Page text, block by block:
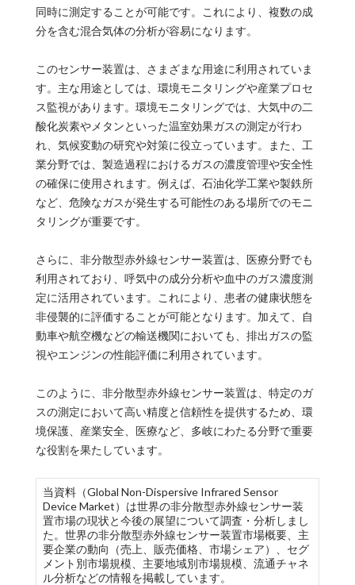
同時に測定することが可能です。これにより、複数の成
分を含む混合気体の分析が容易になります。
このセンサー装置は、さまざまな用途に利用されていま
す。主な用途としては、環境モニタリングや産業プロセ
ス監視があります。環境モニタリングでは、大気中の二
酸化炭素やメタンといった温室効果ガスの測定が行わ
れ、気候変動の研究や対策に役立っています。また、工
業分野では、製造過程におけるガスの濃度管理や安全性
の確保に使用されます。例えば、石油化学工業や製鉄所
など、危険なガスが発生する可能性のある場所でのモニ
タリングが重要です。
さらに、非分散型赤外線センサー装置は、医療分野でも
利用されており、呼気中の成分分析や血中のガス濃度測
定に活用されています。これにより、患者の健康状態を
非侵襲的に評価することが可能となります。加えて、自
動車や航空機などの輸送機関においても、排出ガスの監
視やエンジンの性能評価に利用されています。
このように、非分散型赤外線センサー装置は、特定のガ
スの測定において高い精度と信頼性を提供するため、環
境保護、産業安全、医療など、多岐にわたる分野で重要
な役割を果たしています。
当資料（Global Non-Dispersive Infrared Sensor
Device Market）は世界の非分散型赤外線センサー装
置市場の現状と今後の展望について調査・分析しまし
た。世界の非分散型赤外線センサー装置市場概要、主
要企業の動向（売上、販売価格、市場シェア）、セグ
メント別市場規模、主要地域別市場規模、流通チャネ
ル分析などの情報を掲載しています。